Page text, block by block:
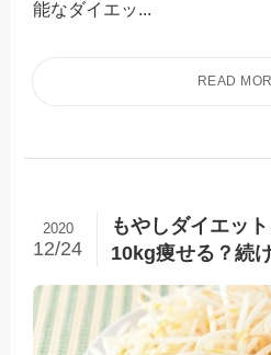
能なダイエッ...
もやしダイエッ
10kg痩せる？続
2020
12/24